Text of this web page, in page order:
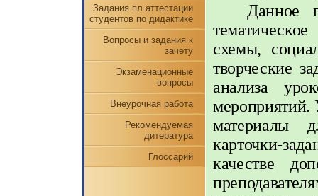
Задания пл аттестации
студентов по дидактике
Вопросы и задания к
зачету
Экзаменационные
вопросы
Внеурочная работа
Рекомендуемая
дитература
Глоссарий
Данное
схемы,
творческие
анализа
мероприятий.
материалы
карточки-
качестве